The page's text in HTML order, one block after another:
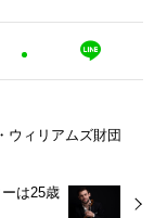
ウィリアムズ財団
は25歳